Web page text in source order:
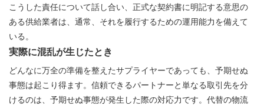
こうした責任について話し合い、正式な契約書に明記する意思の
ある供給業者は、通常、それを履行するための運用能力を備えて
いる。
実際に混乱が生じたとき
どんなに万全の準備を整えたサプライヤーであっても、予期せぬ
事態は起こり得ます。信頼できるパートナーと単なる取引先を分
けるのは、予期せぬ事態が発生した際の対応力です。代替の物流